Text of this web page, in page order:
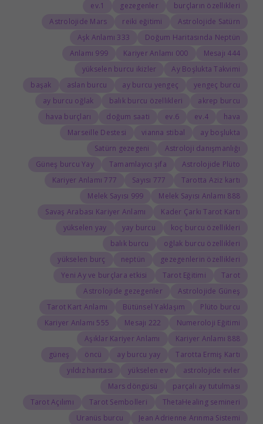
burçların özellikleri
gezegenler
1.ev
Astrolojide Satürn
reiki eğitimi
Astrolojide Mars
Doğum Haritasında Neptün
333 Aşk Anlamı
444 Mesajı
000 Kariyer Anlamı
999 Anlamı
Ay Boşlukta Takvimi
yükselen burcu ikizler
yengeç burcu
ay burcu yengeç
aslan burcu
başak
akrep burcu
balık burcu özellikleri
ay burcu oğlak
hava
4.ev
6.ev
doğum saati
hava burçları
ay boşlukta
vianna stibal
Marseille Destesi
Astroloji danışmanlığı
Satürn gezegeni
Astrolojide Plüto
Tamamlayıcı şifa
Güneş burcu Yay
Tarotta Aziz kartı
777 Sayısı
777 Kariyer Anlamı
888 Melek Sayısı Anlamı
999 Melek Sayısı
Kader Çarkı Tarot Kartı
Savaş Arabası Kariyer Anlamı
koç burcu özellikleri
yay burcu
yükselen yay
oğlak burcu özellikleri
balık burcu
gezegenlerin özellikleri
neptün
yükselen burç
Tarot
Tarot Eğitimi
Yeni Ay ve burçlara etkisi
Astrolojide Güneş
Astrolojide gezegenler
Plüto burcu
Bütünsel Yaklaşım
Tarot Kart Anlamı
Numeroloji Eğitimi
222 Mesajı
555 Kariyer Anlamı
888 Kariyer Anlamı
Aşıklar Kariyer Anlamı
Tarotta Ermiş Kartı
ay burcu yay
öncü
güneş
astrolojide evler
yükselen ev
yıldız haritası
parçalı ay tutulması
Mars döngüsü
ThetaHealing semineri
Tarot Sembolleri
Tarot Açılımı
Jean Adrienne Arınma Sistemi
Uranüs burcu